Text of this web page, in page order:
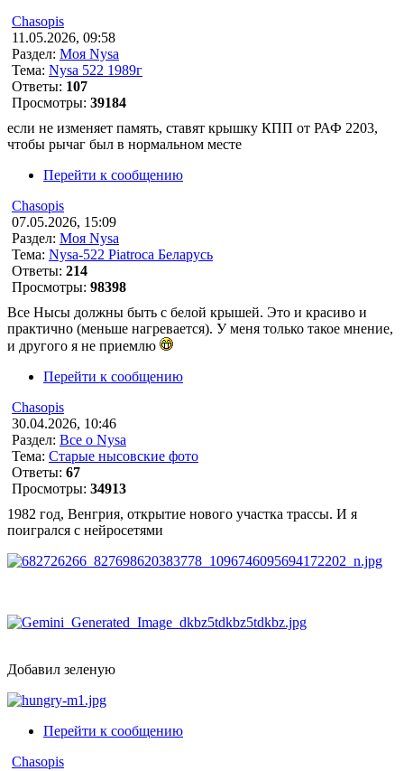
Chasopis
11.05.2026, 09:58
Раздел: Моя Nysa
Тема: Nysa 522 1989г
Ответы: 107
Просмотры: 39184
если не изменяет память, ставят крышку КПП от РАФ 2203,
чтобы рычаг был в нормальном месте
Перейти к сообщению
Chasopis
07.05.2026, 15:09
Раздел: Моя Nysa
Тема: Nysa-522 Piatroca Беларусь
Ответы: 214
Просмотры: 98398
Все Нысы должны быть с белой крышей. Это и красиво и
практично (меньше нагревается). У меня только такое мнение,
и другого я не приемлю
Перейти к сообщению
Chasopis
30.04.2026, 10:46
Раздел: Все о Nysa
Тема: Старые нысовские фото
Ответы: 67
Просмотры: 34913
1982 год, Венгрия, открытие нового участка трассы. И я
поигрался с нейросетями
Добавил зеленую
Перейти к сообщению
Chasopis